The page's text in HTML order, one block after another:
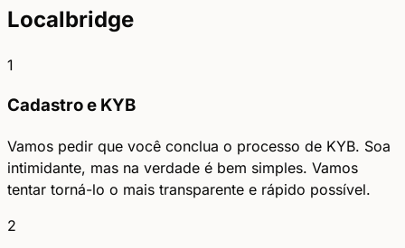
Localbridge
1
Cadastro e KYB
Vamos pedir que você conclua o processo de KYB. Soa
intimidante, mas na verdade é bem simples. Vamos
tentar torná-lo o mais transparente e rápido possível.
2